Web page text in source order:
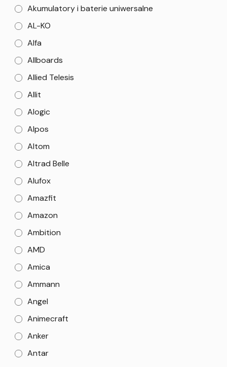
Akumulatory i baterie uniwersalne
AL-KO
Alfa
Allboards
Allied Telesis
Allit
Alogic
Alpos
Altom
Altrad Belle
Alufox
Amazfit
Amazon
Ambition
AMD
Amica
Ammann
Angel
Animecraft
Anker
Antar